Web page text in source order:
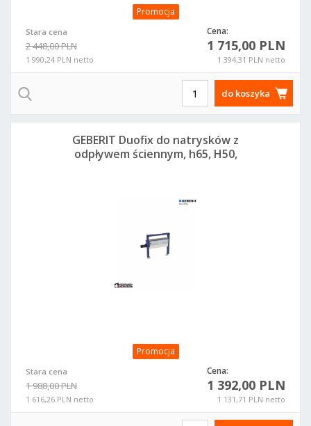
Promocja
Stara cena
2 448,00 PLN
1 990,24 PLN netto
Cena:
1 715,00 PLN
1 394,31 PLN netto
do koszyka
Promocja
Stara cena
1 988,00 PLN
1 616,26 PLN netto
Cena:
1 392,00 PLN
1 131,71 PLN netto
GEBERIT Duofix do natrysków z
odpływem ściennym, h65, H50,